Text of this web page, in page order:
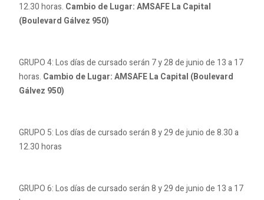
12.30 horas. Cambio de Lugar: AMSAFE La Capital
(Boulevard Gálvez 950)
GRUPO 4: Los días de cursado serán 7 y 28 de junio de 13 a 17
horas. Cambio de Lugar: AMSAFE La Capital (Boulevard
Gálvez 950)
GRUPO 5: Los días de cursado serán 8 y 29 de junio de 8.30 a
12.30 horas
GRUPO 6: Los días de cursado serán 8 y 29 de junio de 13 a 17